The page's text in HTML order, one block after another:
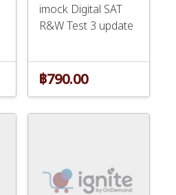
imock Digital SAT
R&W Test 3 update
฿790.00